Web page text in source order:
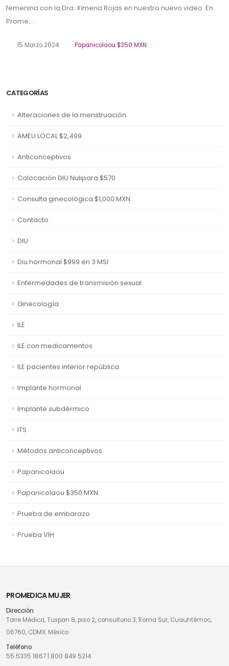
CATEGORÍAS
Alteraciones de la menstruación
AMEU LOCAL $2,499
Anticonceptivos
Colocación DIU Nulipara $570
Consulta ginecológica $1,000 MXN
Contacto
DIU
Diu hormonal $999 en 3 MSI
Enfermedades de transmisión sexual
Ginecología
ILE
ILE con medicamentos
ILE pacientes interior república
Implante hormonal
Implante subdérmico
ITS
Métodos anticonceptivos
Papanicolaou
Papanicolaou $350 MXN
Prueba de embarazo
Prueba VIH
femenina con la Dra. Ximena Rojas en nuestro nuevo video. En
Prome...
15 Marzo 2024 Papanicolaou $350 MXN
PROMEDICA MUJER
Dirección
Torre Médica, Tuxpan 8, piso 2, consultorio 3, Roma Sur, Cuauhtémoc,
06760, CDMX. México
Teléfono
55 5335 1867
800 849 5214